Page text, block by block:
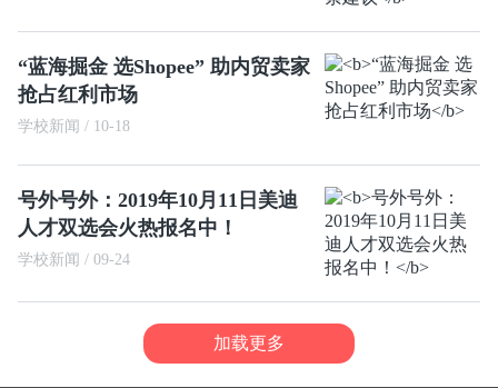
“蓝海掘金 选Shopee” 助内贸卖家
抢占红利市场
学校新闻 / 10-18
号外号外：2019年10月11日美迪
人才双选会火热报名中！
学校新闻 / 09-24
加载更多